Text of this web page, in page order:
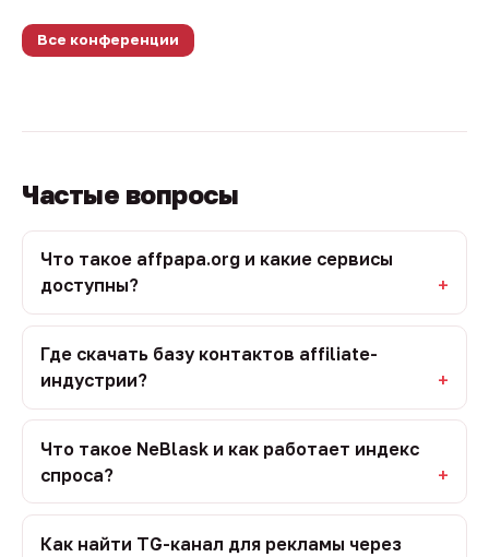
Все конференции
Частые вопросы
Что такое affpapa.org и какие сервисы
доступны?
Где скачать базу контактов affiliate-
индустрии?
Что такое NeBlask и как работает индекс
спроса?
Как найти TG-канал для рекламы через